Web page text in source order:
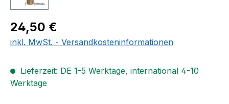
Regulärer Preis:
24,50 €
inkl. MwSt. - Versandkosteninformationen
Lieferzeit: DE 1-5 Werktage, international 4-10
Werktage